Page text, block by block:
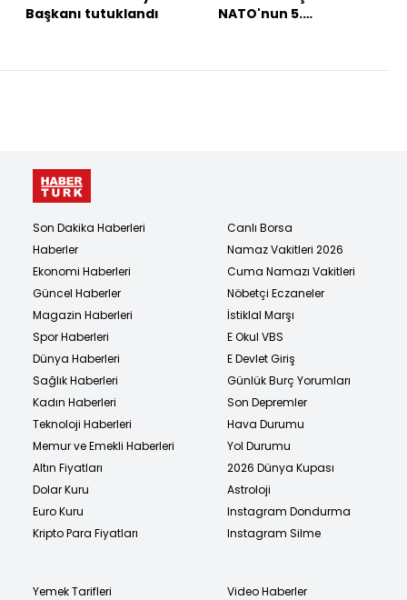
Başkanı tutuklandı
NATO'nun 5.
Son Dakika Haberleri
Haberler
Ekonomi Haberleri
Güncel Haberler
Magazin Haberleri
Spor Haberleri
Dünya Haberleri
Sağlık Haberleri
Kadın Haberleri
Teknoloji Haberleri
Memur ve Emekli Haberleri
Altın Fiyatları
Dolar Kuru
Euro Kuru
Kripto Para Fiyatları
Canlı Borsa
Namaz Vakitleri 2026
Cuma Namazı Vakitleri
Nöbetçi Eczaneler
İstiklal Marşı
E Okul VBS
E Devlet Giriş
Günlük Burç Yorumları
Son Depremler
Hava Durumu
Yol Durumu
2026 Dünya Kupası
Astroloji
Instagram Dondurma
Instagram Silme
Yemek Tarifleri
Video Haberler